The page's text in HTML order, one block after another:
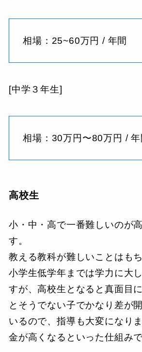
相場：25~60万円 / 年間
[中学３年生]
相場：30万円〜80万円 / 年
高校生
小・中・高で一番難しいのが
す。
教える教科が難しいことはも
小学生低学年までは学力に大
すが、高校生となると真面目
とそうでない子でかなり差が
いるので、指導も大変になり
金が高くなるといった仕組みで